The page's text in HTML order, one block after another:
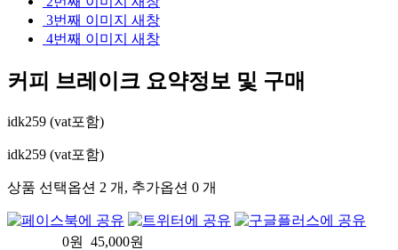
3번째 이미지 새창
4번째 이미지 새창
커피 브레이크 요약정보 및 구매
idk259 (vat포함)
idk259 (vat포함)
상품 선택옵션 2 개, 추가옵션 0 개
0원 45,000원